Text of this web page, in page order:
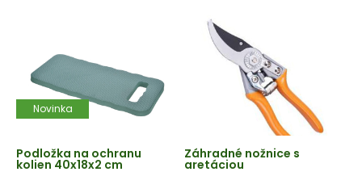
Novinka
Podložka na ochranu
kolien 40x18x2 cm
Záhradné nožnice s
aretáciou